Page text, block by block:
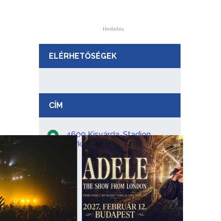
Hirdetés
ELÉRHETŐSÉGEK
CÍM
4600 Kisvárda, Stadion
parkoló